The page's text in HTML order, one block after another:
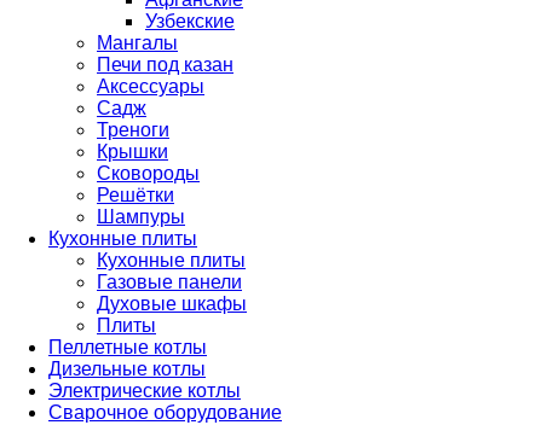
Узбекские
Мангалы
Печи под казан
Аксессуары
Садж
Треноги
Крышки
Сковороды
Решётки
Шампуры
Кухонные плиты
Кухонные плиты
Газовые панели
Духовые шкафы
Плиты
Пеллетные котлы
Дизельные котлы
Электрические котлы
Сварочное оборудование